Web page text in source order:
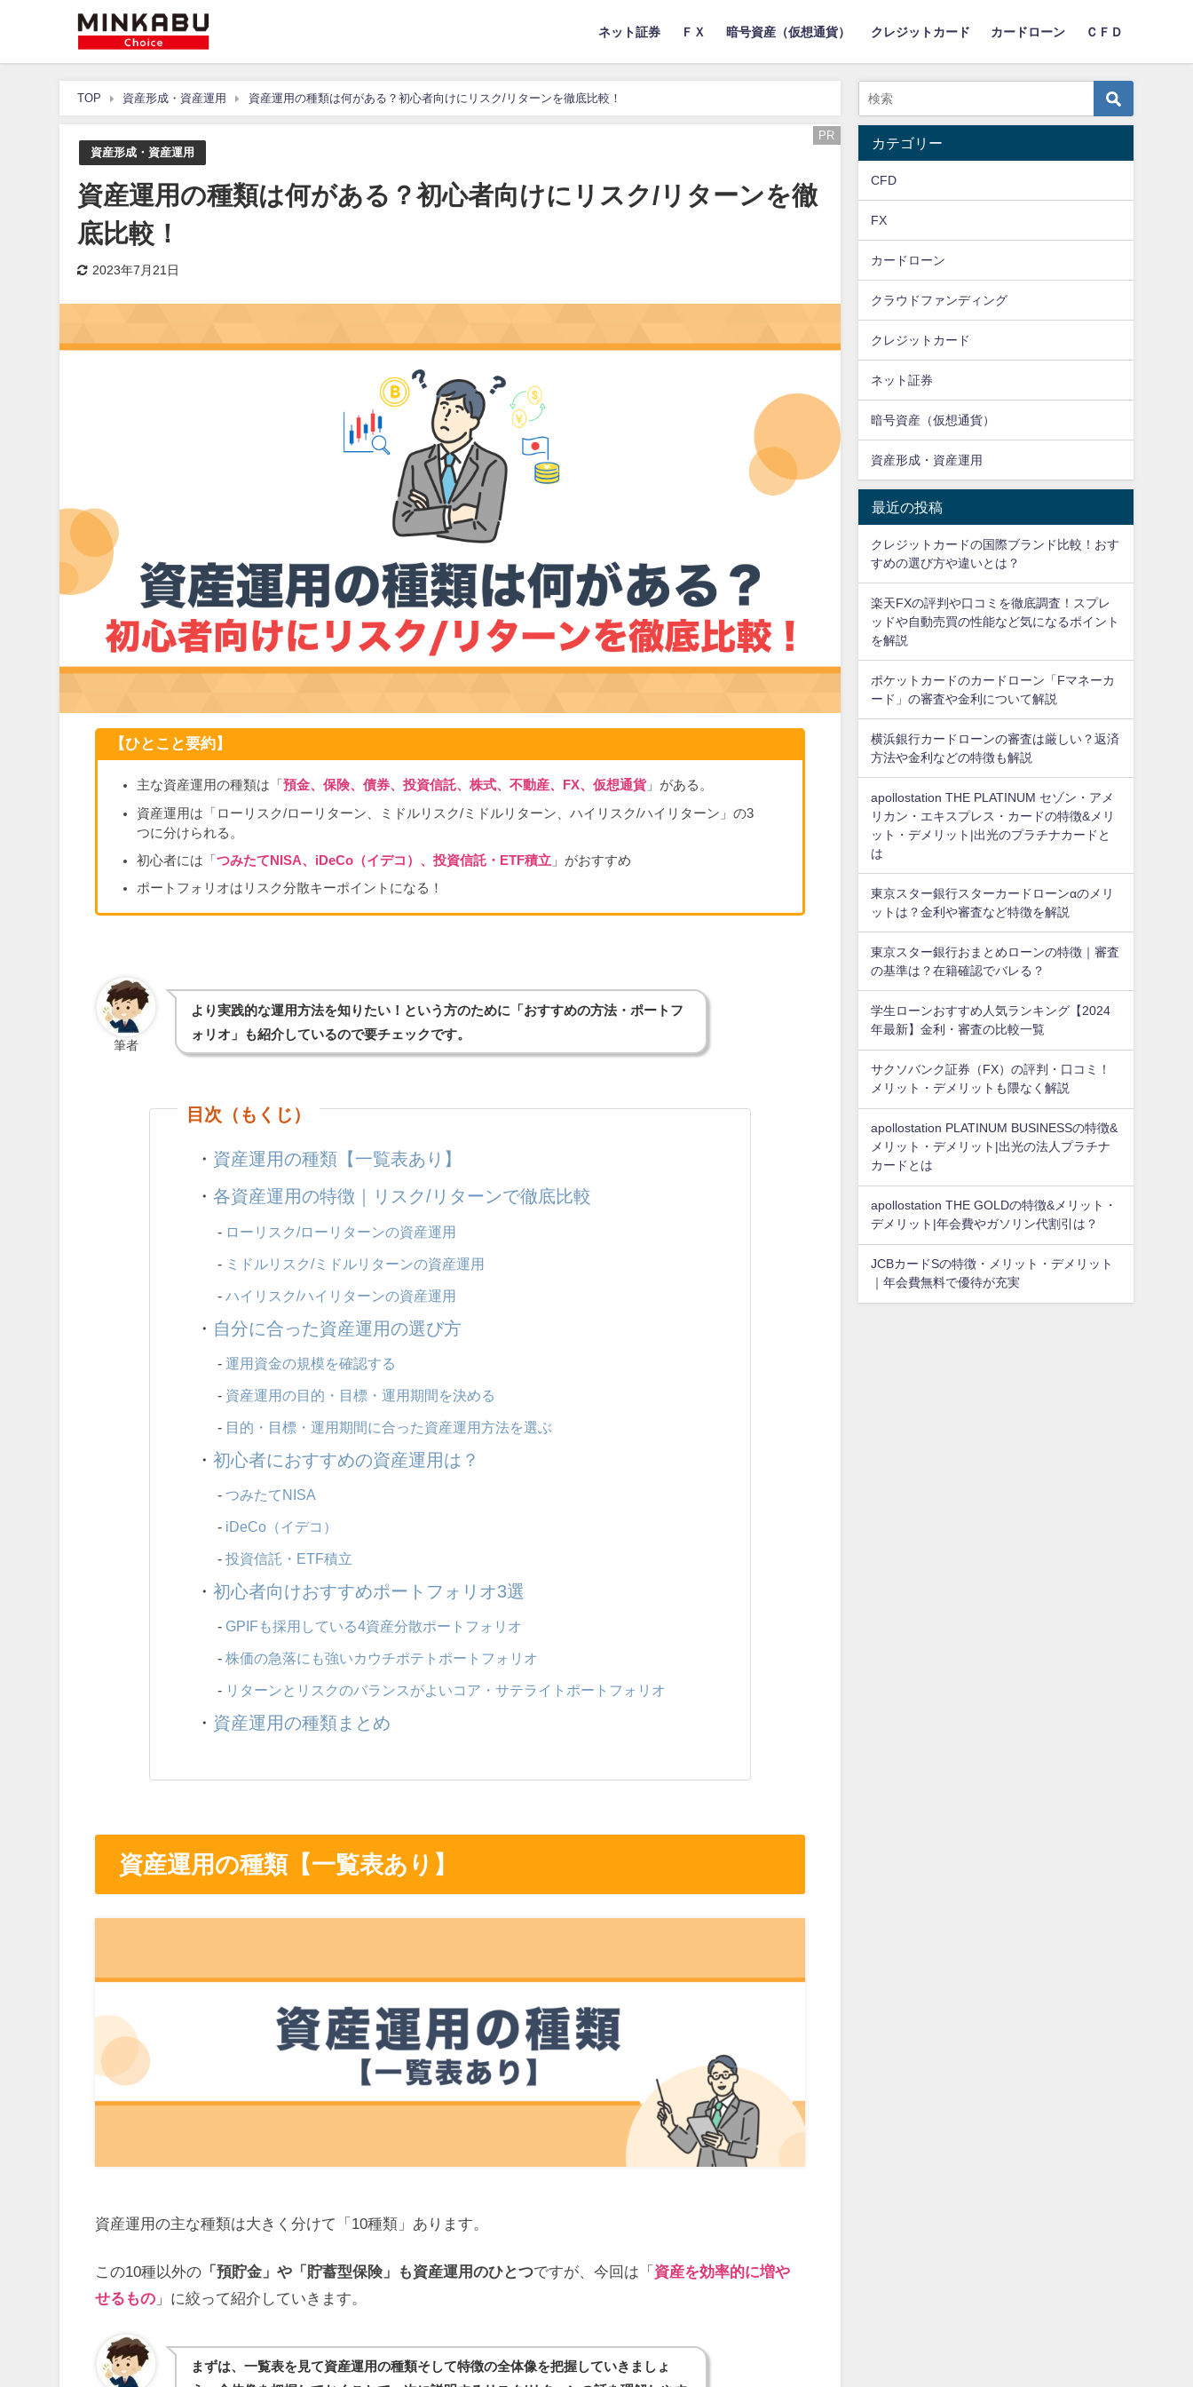
ネット証券 ＦＸ 暗号資産（仮想通貨） クレジットカード カードローン ＣＦＤ
TOP 資産形成・資産運用 資産運用の種類は何がある？初心者向けにリスク/リターンを徹底比較！
資産形成・資産運用
資産運用の種類は何がある？初心者向けにリスク/リターンを徹
底比較！
2023年7月21日
PR
【ひとこと要約】
主な資産運用の種類は「預金、保険、債券、投資信託、株式、不動産、FX、仮想通貨」がある。
資産運用は「ローリスク/ローリターン、ミドルリスク/ミドルリターン、ハイリスク/ハイリターン」の3
つに分けられる。
初心者には「つみたてNISA、iDeCo（イデコ）、投資信託・ETF積立 」がおすすめ
ポートフォリオはリスク分散キーポイントになる！
筆者
より実践的な運用方法を知りたい！という方のために「おすすめの方法・ポートフ
ォリオ」も紹介しているので要チェックです。
目次（もくじ）
・ 資産運用の種類【一覧表あり】
・各資産運用の特徴｜リスク/リターンで徹底比較
- ローリスク/ローリターンの資産運用
- ミドルリスク/ミドルリターンの資産運用
- ハイリスク/ハイリターンの資産運用
・ 自分に合った資産運用の選び方
- 運用資金の規模を確認する
- 資産運用の目的・目標・運用期間を決める
- 目的・目標・運用期間に合った資産運用方法を選ぶ
・初心者におすすめの資産運用は？
- つみたてNISA
- iDeCo（イデコ）
- 投資信託・ETF積立
・初心者向けおすすめポートフォリオ3選
- GPIFも採用している4資産分散ポートフォリオ
- 株価の急落にも強いカウチポテトポートフォリオ
- リターンとリスクのバランスがよいコア・サテライトポートフォリオ
・ 資産運用の種類まとめ
資産運用の種類【一覧表あり】
資産運用の主な種類は大きく分けて「10種類」あります。
この10種以外の 「預貯金」や「貯蓄型保険」も資産運用のひとつですが、今回は「 資産を効率的に増や
せるもの 」に絞って紹介していきます。
まずは、一覧表を見て資産運用の種類そして特徴の全体像を把握していきましょ
カテゴリー
CFD
FX
カードローン
クラウドファンディング
クレジットカード
ネット証券
暗号資産（仮想通貨）
資産形成・資産運用
最近の投稿
クレジットカードの国際ブランド比較！おす
すめの選び方や違いとは？
楽天FXの評判や口コミを徹底調査！スプレ
ッドや自動売買の性能など気になるポイント
を解説
ポケットカードのカードローン「Fマネーカ
ード」の審査や金利について解説
横浜銀行カードローンの審査は厳しい？返済
方法や金利などの特徴も解説
apollostation THE PLATINUM セゾン・アメ
リカン・エキスプレス・カードの特徴&メリ
ット・デメリット|出光のプラチナカードと
は
東京スター銀行スターカードローンαのメリ
ットは？金利や審査など特徴を解説
東京スター銀行おまとめローンの特徴｜審査
の基準は？在籍確認でバレる？
学生ローンおすすめ人気ランキング【2024
年最新】金利・審査の比較一覧
サクソバンク証券（FX）の評判・口コミ！
メリット・デメリットも隈なく解説
apollostation PLATINUM BUSINESSの特徴&
メリット・デメリット|出光の法人プラチナ
カードとは
apollostation THE GOLDの特徴&メリット・
デメリット|年会費やガソリン代割引は？
JCBカードSの特徴・メリット・デメリット
｜年会費無料で優待が充実